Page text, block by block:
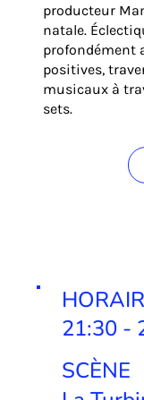
producteur
natale.
profondément
positives,
musicaux à
sets.
21:30 -
SCÈNE